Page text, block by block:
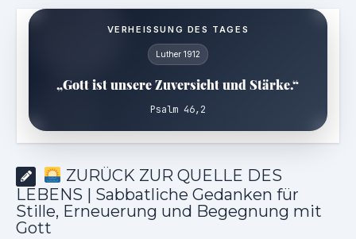
VERHEISSUNG DES TAGES
Luther 1912
„Gott ist unsere Zuversicht und Stärke.“
Psalm 46,2
ZURÜCK ZUR QUELLE DES
LEBENS | Sabbatliche Gedanken für
Stille, Erneuerung und Begegnung mit
Gott